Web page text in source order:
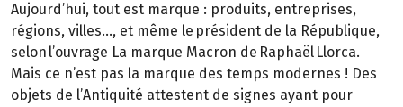
Aujourd’hui, tout est marque : produits, entreprises,
régions, villes…, et même le président de la République,
selon l’ouvrage La marque Macron de Raphaël Llorca.
Mais ce n’est pas la marque des temps modernes ! Des
objets de l’Antiquité attestent de signes ayant pour